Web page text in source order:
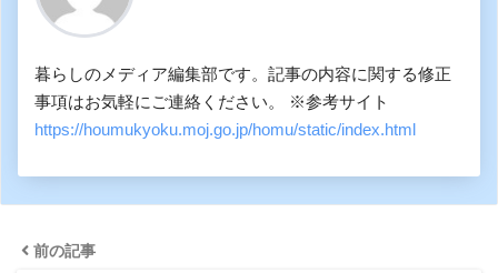
暮らしのメディア編集部です。記事の内容に関する修正
事項はお気軽にご連絡ください。 ※参考サイト
https://houmukyoku.moj.go.jp/homu/static/index.html
前の記事